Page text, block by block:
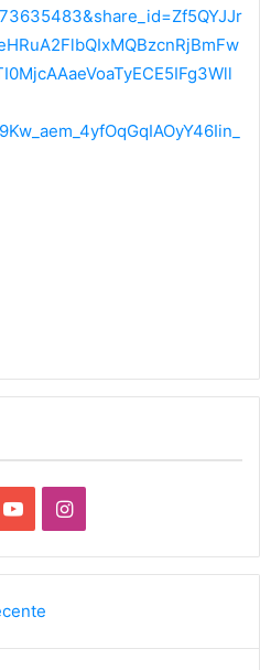
o
I
n